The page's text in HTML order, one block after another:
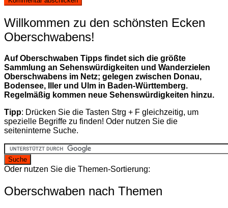
Willkommen zu den schönsten Ecken
Oberschwabens!
Auf Oberschwaben Tipps findet sich die größte
Sammlung an Sehenswürdigkeiten und Wanderzielen
Oberschwabens im Netz; gelegen zwischen Donau,
Bodensee, Iller und Ulm in Baden-Württemberg.
Regelmäßig kommen neue Sehenswürdigkeiten hinzu.
Tipp: Drücken Sie die Tasten Strg + F gleichzeitig, um
spezielle Begriffe zu finden! Oder nutzen Sie die
seiteninterne Suche.
Oder nutzen Sie die Themen-Sortierung:
Oberschwaben nach Themen